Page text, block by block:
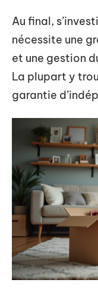
Au final,
nécessite une
et une gestion
La plupart y
garantie